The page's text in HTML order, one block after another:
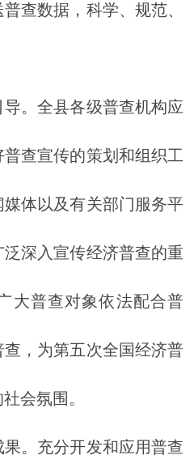
查数据，科学、规范、
导。全县各级普查机构应
查宣传的策划和组织工
体以及有关部门服务平
深入宣传经济普查的重
大普查对象依法配合普
，为第五次全国经济普
会氛围。
果。充分开发和应用普查